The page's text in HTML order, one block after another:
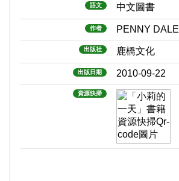
語文 中文圖書
作者 PENNY DALE
出版社 鹿橋文化
出版日期 2010-09-22
資源快掃